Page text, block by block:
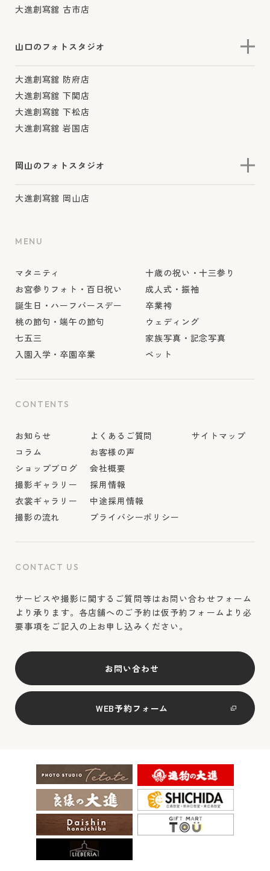
大進創寫舘 古市店
山口のフォトスタジオ
大進創寫舘 防府店
大進創寫舘 下関店
大進創寫舘 下松店
大進創寫舘 岩国店
岡山のフォトスタジオ
大進創寫舘 岡山店
MENU
マタニティ
お宮参りフォト・百日祝い
誕生日・ハーフバースデー
桃の節句・端午の節句
七五三
入園入学・卒園卒業
十歳の祝い・十三参り
成人式・振袖
卒業袴
ウェディング
家族写真・記念写真
ペット
CONTENTS
お知らせ
コラム
ショップブログ
撮影ギャラリー
衣裳ギャラリー
撮影の流れ
よくあるご質問
お客様の声
会社概要
採用情報
中途採用情報
プライバシーポリシー
サイトマップ
CONTACT US
サービスや撮影に関するご質問等はお問い合わせフォーム
より承ります。各店舗へのご予約は仮予約フォームより必
要事項をご記入の上お申し込みください。
お問い合わせ
WEB予約フォーム